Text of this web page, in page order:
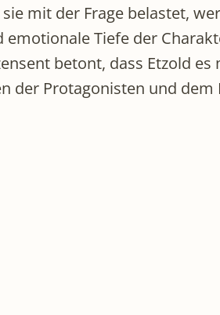
mit der Frage belastet,
Tiefe der
betont, dass Etzold
der Protagonisten und